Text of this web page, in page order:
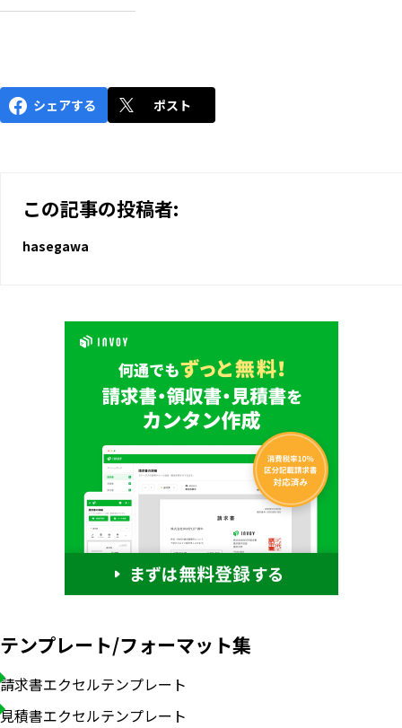
シェアする ポスト
この記事の投稿者:
hasegawa
テンプレート/フォーマット集
請求書エクセルテンプレート
見積書エクセルテンプレート